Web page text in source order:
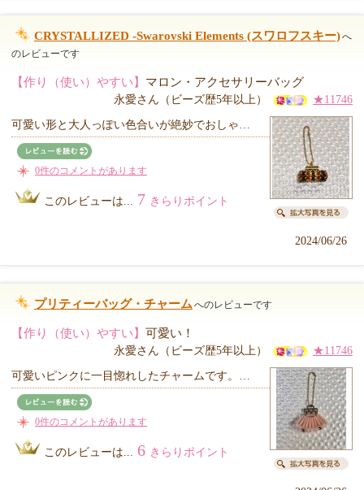
CRYSTALLIZED -Swarovski Elements (スワロフスキー)へ
のレビューです
【作り（使い）やすい】 マロン・アクセサリーバッグ
永愛さん（ビーズ歴5年以上） ★11746
可愛い形と大人っぽい色合いが絶妙でおしゃ…
0件のコメントがあります
このレビューは... 7 きらりポイント
2024/06/26
プリティーバッグ・チャーム へのレビューです
【作り（使い）やすい】 可愛い！
永愛さん（ビーズ歴5年以上） ★11746
可愛いピンクに一目惚れしたチャームです。…
0件のコメントがあります
このレビューは... 6 きらりポイント